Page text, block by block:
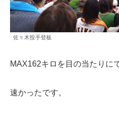
佐々木投手登板
MAX162キロを目の当たりに
速かったです。